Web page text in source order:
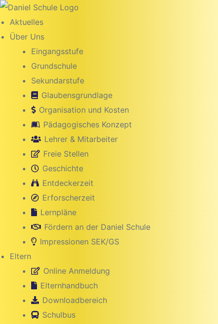
Aktuelles
Über Uns
Eingangsstufe
Grundschule
Sekundarstufe
Glaubensgrundlage
Organisation und Kosten
Pädagogisches Konzept
Lehrer & Mitarbeiter
Freie Stellen
Geschichte
Entdeckerzeit
Erforscherzeit
Lernpläne
Fördern an der Daniel Schule
Impressionen SEK/GS
Eltern
Online Anmeldung
Elternhandbuch
Downloadbereich
Schulbus